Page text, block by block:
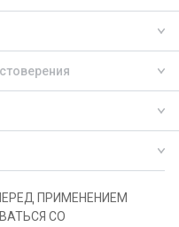
ПРИМЕНЕНИЕМ
СО